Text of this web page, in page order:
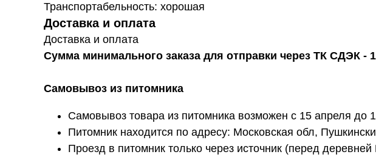
Транспортабельность: хорошая
Доставка и оплата
Доставка и оплата
Сумма минимального заказа для отправки через ТК СДЭК -
Самовывоз из питомника
Самовывоз товара из питомника возможен с 15 апреля до
Питомник находится по адресу: Московская обл,
Проезд в питомник только через источник (перед